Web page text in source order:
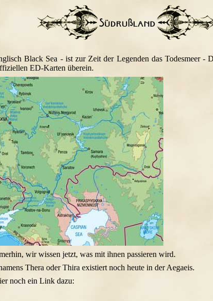
Black Sea - ist zur Zeit der Legenden das Todesmeer -
ED-Karten überein.
wir wissen jetzt, was mit ihnen passieren wird.
Thera oder Thira existiert noch heute in der Aegaeis.
noch ein Link dazu: